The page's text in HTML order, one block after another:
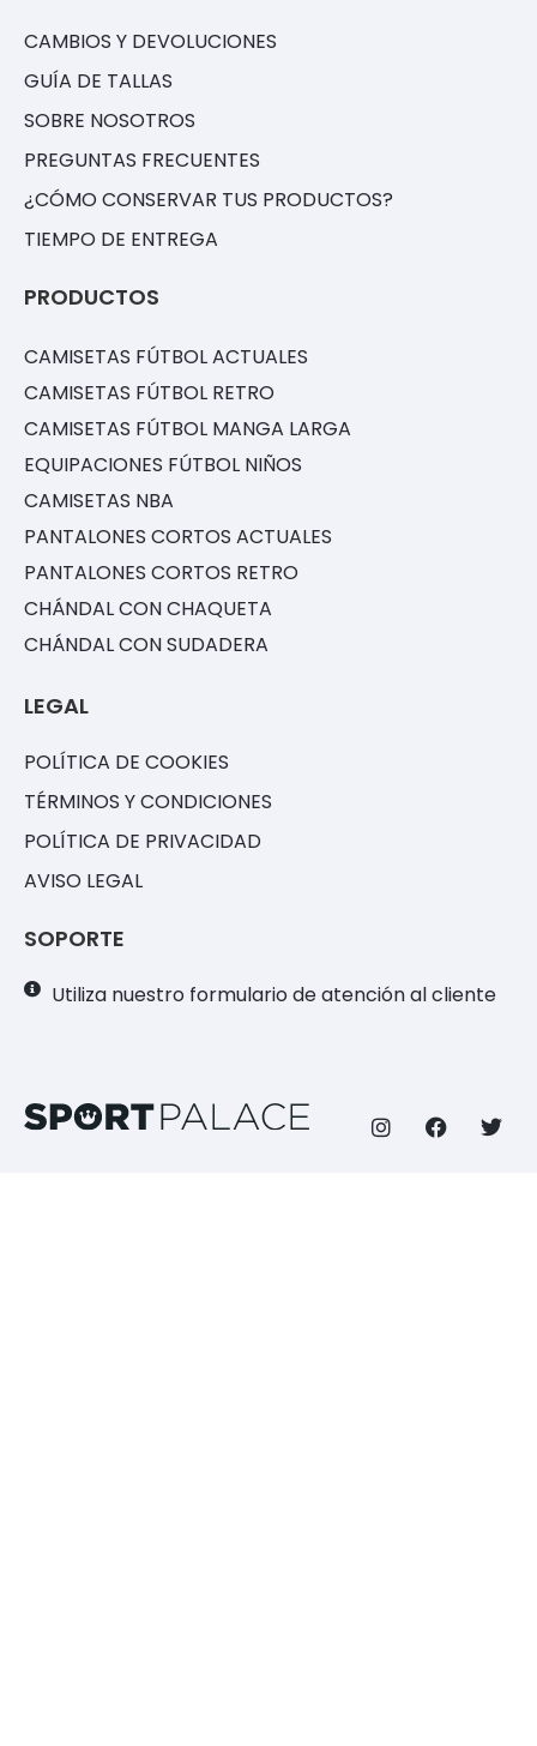
CAMBIOS Y DEVOLUCIONES
GUÍA DE TALLAS
SOBRE NOSOTROS
PREGUNTAS FRECUENTES
¿CÓMO CONSERVAR TUS PRODUCTOS?
TIEMPO DE ENTREGA
PRODUCTOS
CAMISETAS FÚTBOL ACTUALES
CAMISETAS FÚTBOL RETRO
CAMISETAS FÚTBOL MANGA LARGA
EQUIPACIONES FÚTBOL NIÑOS
CAMISETAS NBA
PANTALONES CORTOS ACTUALES
PANTALONES CORTOS RETRO
CHÁNDAL CON CHAQUETA
CHÁNDAL CON SUDADERA
LEGAL
POLÍTICA DE COOKIES
TÉRMINOS Y CONDICIONES
POLÍTICA DE PRIVACIDAD
AVISO LEGAL
SOPORTE
Utiliza nuestro formulario de atención al cliente